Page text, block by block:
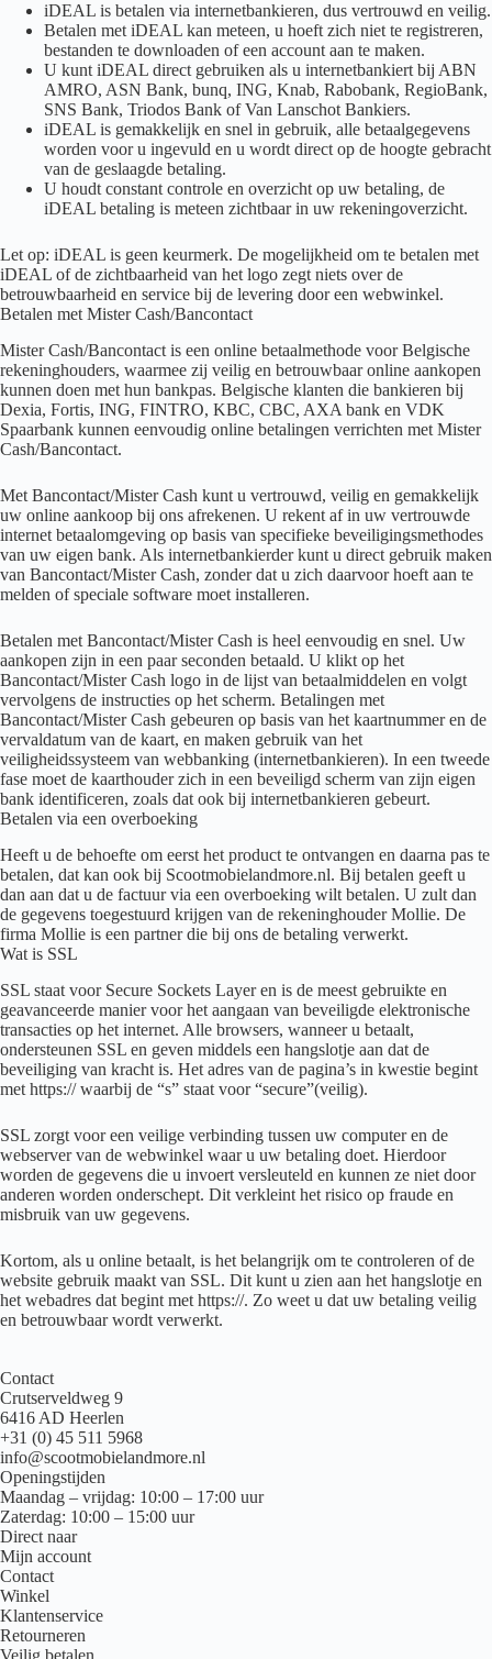
iDEAL is betalen via internetbankieren, dus vertrouwd en veilig.
Betalen met iDEAL kan meteen, u hoeft zich niet te registreren,
bestanden te downloaden of een account aan te maken.
U kunt iDEAL direct gebruiken als u internetbankiert bij ABN
AMRO, ASN Bank, bunq, ING, Knab, Rabobank, RegioBank,
SNS Bank, Triodos Bank of Van Lanschot Bankiers.
iDEAL is gemakkelijk en snel in gebruik, alle betaalgegevens
worden voor u ingevuld en u wordt direct op de hoogte gebracht
van de geslaagde betaling.
U houdt constant controle en overzicht op uw betaling, de
iDEAL betaling is meteen zichtbaar in uw rekeningoverzicht.
Let op: iDEAL is geen keurmerk. De mogelijkheid om te betalen met
iDEAL of de zichtbaarheid van het logo zegt niets over de
betrouwbaarheid en service bij de levering door een webwinkel.
Betalen met Mister Cash/Bancontact
Mister Cash/Bancontact is een online betaalmethode voor Belgische
rekeninghouders, waarmee zij veilig en betrouwbaar online aankopen
kunnen doen met hun bankpas. Belgische klanten die bankieren bij
Dexia, Fortis, ING, FINTRO, KBC, CBC, AXA bank en VDK
Spaarbank kunnen eenvoudig online betalingen verrichten met Mister
Cash/Bancontact.
Met Bancontact/Mister Cash kunt u vertrouwd, veilig en gemakkelijk
uw online aankoop bij ons afrekenen. U rekent af in uw vertrouwde
internet betaalomgeving op basis van specifieke beveiligingsmethodes
van uw eigen bank. Als internetbankierder kunt u direct gebruik maken
van Bancontact/Mister Cash, zonder dat u zich daarvoor hoeft aan te
melden of speciale software moet installeren.
Betalen met Bancontact/Mister Cash is heel eenvoudig en snel. Uw
aankopen zijn in een paar seconden betaald. U klikt op het
Bancontact/Mister Cash logo in de lijst van betaalmiddelen en volgt
vervolgens de instructies op het scherm. Betalingen met
Bancontact/Mister Cash gebeuren op basis van het kaartnummer en de
vervaldatum van de kaart, en maken gebruik van het
veiligheidssysteem van webbanking (internetbankieren). In een tweede
fase moet de kaarthouder zich in een beveiligd scherm van zijn eigen
bank identificeren, zoals dat ook bij internetbankieren gebeurt.
Betalen via een overboeking
Heeft u de behoefte om eerst het product te ontvangen en daarna pas te
betalen, dat kan ook bij Scootmobielandmore.nl. Bij betalen geeft u
dan aan dat u de factuur via een overboeking wilt betalen. U zult dan
de gegevens toegestuurd krijgen van de rekeninghouder Mollie. De
firma Mollie is een partner die bij ons de betaling verwerkt.
Wat is SSL
SSL staat voor Secure Sockets Layer en is de meest gebruikte en
geavanceerde manier voor het aangaan van beveiligde elektronische
transacties op het internet. Alle browsers, wanneer u betaalt,
ondersteunen SSL en geven middels een hangslotje aan dat de
beveiliging van kracht is. Het adres van de pagina’s in kwestie begint
met https:// waarbij de “s” staat voor “secure”(veilig).
SSL zorgt voor een veilige verbinding tussen uw computer en de
webserver van de webwinkel waar u uw betaling doet. Hierdoor
worden de gegevens die u invoert versleuteld en kunnen ze niet door
anderen worden onderschept. Dit verkleint het risico op fraude en
misbruik van uw gegevens.
Kortom, als u online betaalt, is het belangrijk om te controleren of de
website gebruik maakt van SSL. Dit kunt u zien aan het hangslotje en
het webadres dat begint met https://. Zo weet u dat uw betaling veilig
en betrouwbaar wordt verwerkt.
Contact
Crutserveldweg 9
6416 AD Heerlen
+31 (0) 45 511 5968
info@scootmobielandmore.nl
Openingstijden
Maandag – vrijdag: 10:00 – 17:00 uur
Zaterdag: 10:00 – 15:00 uur
Direct naar
Mijn account
Contact
Winkel
Klantenservice
Retourneren
Veilig betalen